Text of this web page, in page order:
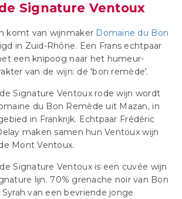
Signature Ventoux
komt van wijnmaker Domaine du Bon
in Zuid-Rhône. Een Frans echtpaar
een knipoog naar het humeur-
van de wijn: de 'bon remède'.
Signature Ventoux rode wijn wordt
du Bon Remède uit Mazan, in
in Frankrijk. Echtpaar Frédéric
maken samen hun Ventoux wijn
Mont Ventoux.
Signature Ventoux is een cuvée wijn
lijn. 70% grenache noir van Bon
van een bevriende jonge